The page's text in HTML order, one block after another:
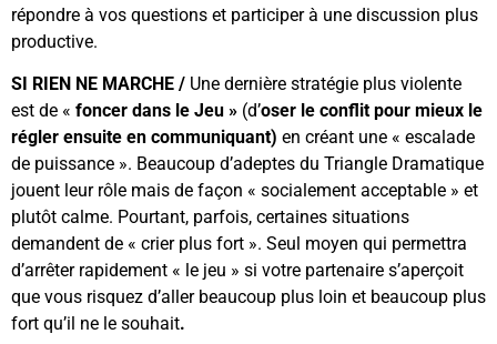
répondre à vos questions et participer à une discussion plus
productive.
SI RIEN NE MARCHE / Une dernière stratégie plus violente
est de « foncer dans le Jeu » (d’oser le conflit pour mieux le
régler ensuite en communiquant) en créant une « escalade
de puissance ». Beaucoup d’adeptes du Triangle Dramatique
jouent leur rôle mais de façon « socialement acceptable » et
plutôt calme. Pourtant, parfois, certaines situations
demandent de « crier plus fort ». Seul moyen qui permettra
d’arrêter rapidement « le jeu » si votre partenaire s’aperçoit
que vous risquez d’aller beaucoup plus loin et beaucoup plus
fort qu’il ne le souhait.